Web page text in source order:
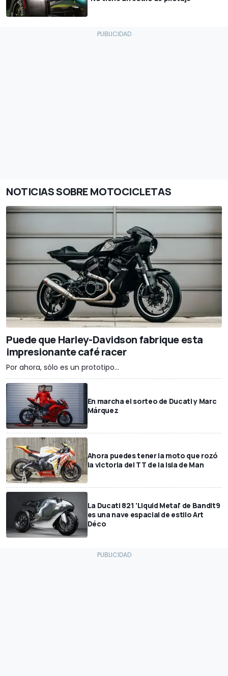
NOTICIAS SOBRE MOTOCICLETAS
Puede que Harley-Davidson fabrique esta
impresionante café racer
Por ahora, sólo es un prototipo...
En marcha el sorteo de Ducati y Marc
Márquez
Ahora puedes tener la moto que rozó
la victoria del TT de la Isla de Man
La Ducati 821 'Liquid Metal' de Bandit9
es una nave espacial de estilo Art
Déco